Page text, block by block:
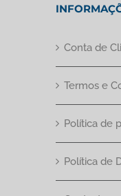
Conta de
Termos e
Política de
Política de